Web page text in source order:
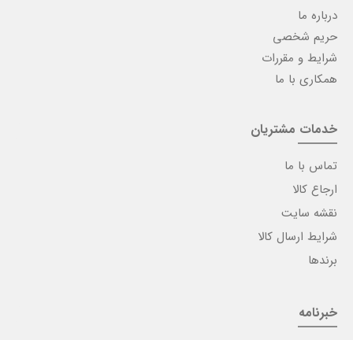
درباره ما
حریم شخصی
شرایط و مقررات
همکاری با ما
خدمات مشتریان
تماس با ما
ارجاع کالا
نقشه سایت
شرایط ارسال کالا
برندها
خبرنامه